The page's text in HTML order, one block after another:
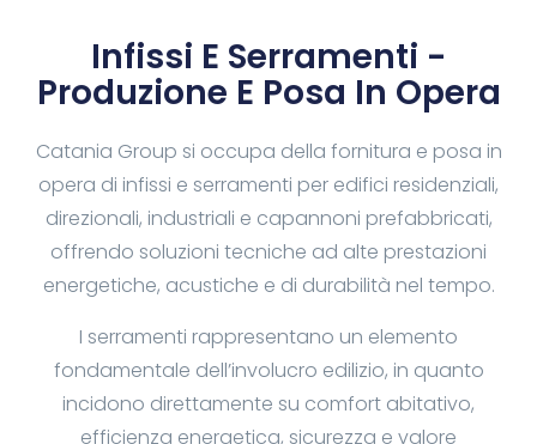
Infissi E Serramenti -
Produzione E Posa In Opera
Catania Group si occupa della fornitura e posa in
opera di infissi e serramenti per edifici residenziali,
direzionali, industriali e capannoni prefabbricati,
offrendo soluzioni tecniche ad alte prestazioni
energetiche, acustiche e di durabilità nel tempo.
I serramenti rappresentano un elemento
fondamentale dell’involucro edilizio, in quanto
incidono direttamente su comfort abitativo,
efficienza energetica, sicurezza e valore